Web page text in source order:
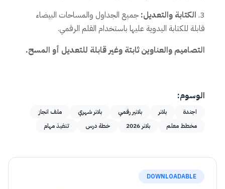
3. الكتابة والتعديل:جميع الجداول والمساحات البيضاء
قابلة للكتابة اليدوية عليها باستخدام القلم الرقمي.
التصاميم والعناوين ثابتة وغير قابلة للتعديل أو المسح.
الوسوم:
اجندة بلانر بلانير رقمي بلانر شهري
ملف انجاز
مخطط معلم
بلانر 2026 خطة درس تنفيذ مهام
DOWNLOADABLE